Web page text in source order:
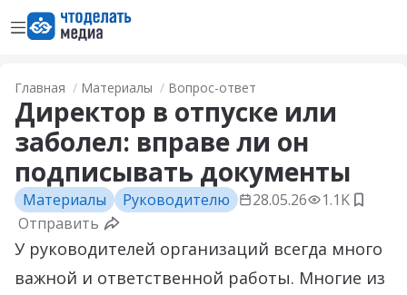
Открыть менюПерейти на главную страницу
Главная Материалы Вопрос-ответ
Директор в отпуске или
заболел: вправе ли он
подписывать документы
Материалы Руководителю 28.05.26 1.1K
Отправить
У руководителей организаций всегда много
важной и ответственной работы. Многие из